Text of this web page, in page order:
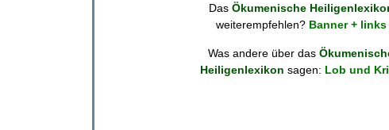
Das Ökumenische
weiterempfehlen? Banner + links
Was andere über das
Heiligenlexikon sagen: Lob und